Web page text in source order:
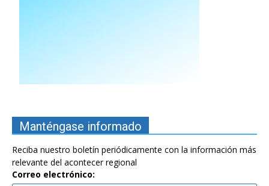
Manténgase informado
Reciba nuestro boletín periódicamente con la información más
relevante del acontecer regional
Correo electrónico: